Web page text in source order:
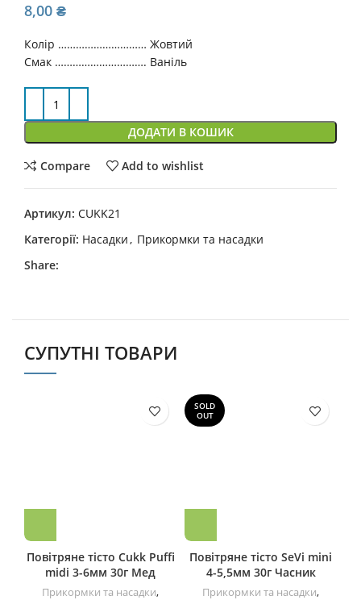
8,00 ₴
Колір ………………………… Жовтий
Смак …………………………. Ваніль
ДОДАТИ В КОШИК
Compare Add to wishlist
Артикул: CUKK21
Категорії: Насадки, Прикормки та насадки
Share:
СУПУТНІ ТОВАРИ
Повітряне тісто Cukk Puffi
midi 3-6мм 30г Мед
Прикормки та насадки,
SOLD
OUT
Повітряне тісто SeVi mini
4-5,5мм 30г Часник
Прикормки та насадки,